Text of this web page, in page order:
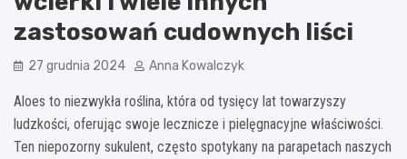
zastosowań cudownych liści
27 grudnia 2024 Anna Kowalczyk
Aloes to niezwykła roślina, która od tysięcy lat towarzyszy
ludzkości, oferując swoje lecznicze i pielęgnacyjne właściwości.
Ten niepozorny sukulent, często spotykany na parapetach naszych